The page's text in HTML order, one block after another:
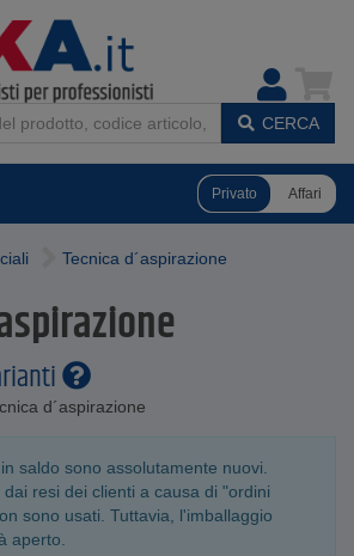
CERCA
Privato Affari
Tecnica d´aspirazione
d´aspirazione
saldo sono assolutamente nuovi.
resi dei clienti a causa di "ordini
sono usati. Tuttavia, l'imballaggio
aperto.